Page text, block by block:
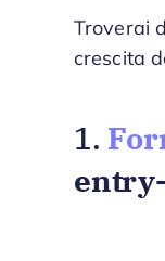
Troverai
crescita
1.